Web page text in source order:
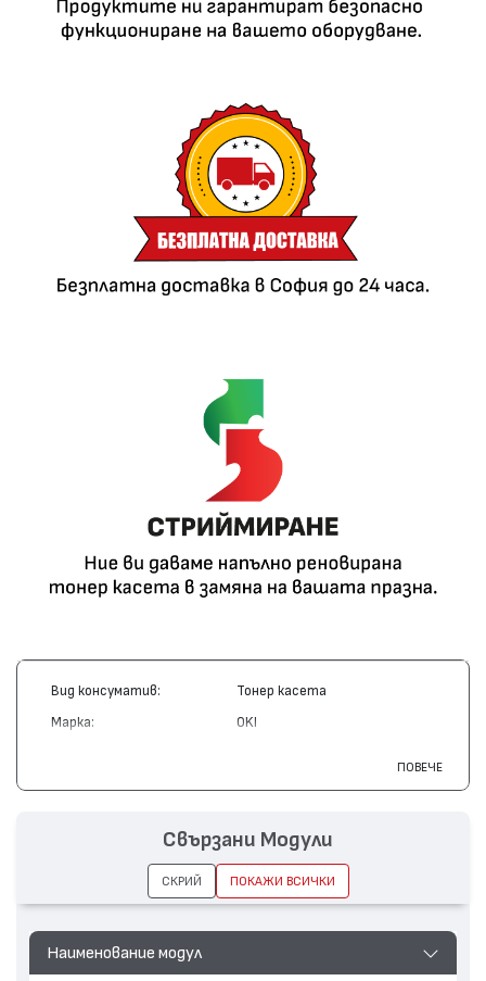
Вид консуматив: Тонер касета
Марка: OKI
Съвместими устройства: C3200
ПОВЕЧЕ
Наименование модул
Свързани Модули
СКРИЙ ПОКАЖИ ВСИЧКИ